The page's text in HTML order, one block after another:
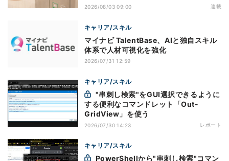
2026/08/03 09:00 連載
キャリア/スキル
マイナビ TalentBase、AIと独自スキル
体系で人材可視化を強化
2026/07/31 12:59
キャリア/スキル
する便利なコマンドレット「Out-
GridView」を使う
2026/07/30 14:23 レポート
キャリア/スキル